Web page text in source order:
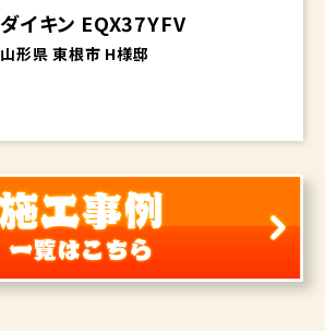
ダイキン EQX37YFV
山形県 東根市 H様邸